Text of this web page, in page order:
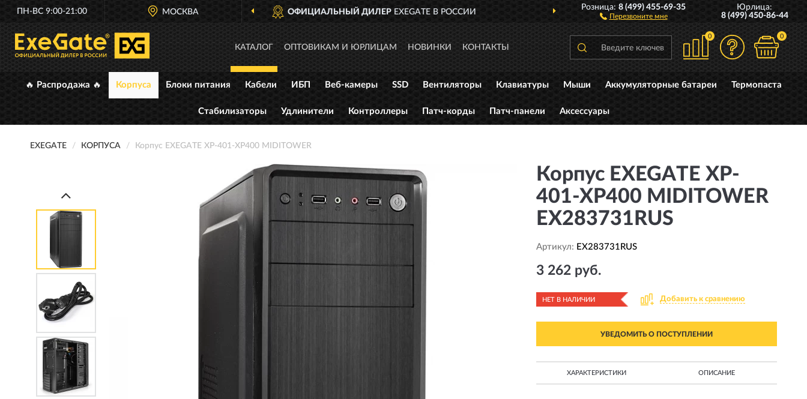
ПН-ВС 9:00-21:00 МОСКВА
ОФИЦИАЛЬНЫЙ ДИЛЕРEXEGATE В РОССИИ ДОСТАВИМ ПО ВСЕЙ РОССИИ ПОЛНЫЙ
Розница:8 (499) 455-69-35
Перезвоните мне
Юрлица:
8 (499) 450-86-44
КАТАЛОГ ОПТОВИКАМ И ЮРЛИЦАМ НОВИНКИ КОНТАКТЫ
0 0
🔥 Распродажа 🔥 Корпуса Блоки питания Кабели ИБП Веб-камеры SSD Вентиляторы Клавиатуры Мыши Аккумуляторные батареи Термопаста
Стабилизаторы Удлинители Контроллеры Патч-корды Патч-панели Аксессуары
EXEGATE КОРПУСА Корпус EXEGATE XP-401-XP400 MIDITOWER
Корпус EXEGATE XP-
401-XP400 MIDITOWER
EX283731RUS
Артикул: EX283731RUS
3 262 руб.
НЕТ В НАЛИЧИИ Добавить к сравнению
УВЕДОМИТЬ О ПОСТУПЛЕНИИ
ХАРАКТЕРИСТИКИ ОПИСАНИЕ